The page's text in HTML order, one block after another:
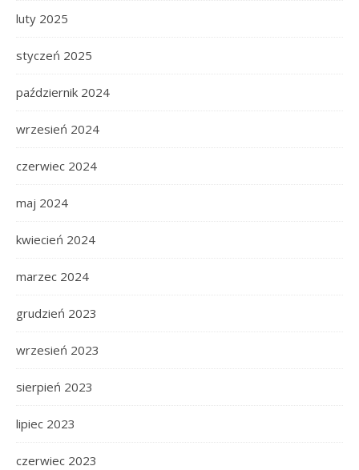
luty 2025
styczeń 2025
październik 2024
wrzesień 2024
czerwiec 2024
maj 2024
kwiecień 2024
marzec 2024
grudzień 2023
wrzesień 2023
sierpień 2023
lipiec 2023
czerwiec 2023